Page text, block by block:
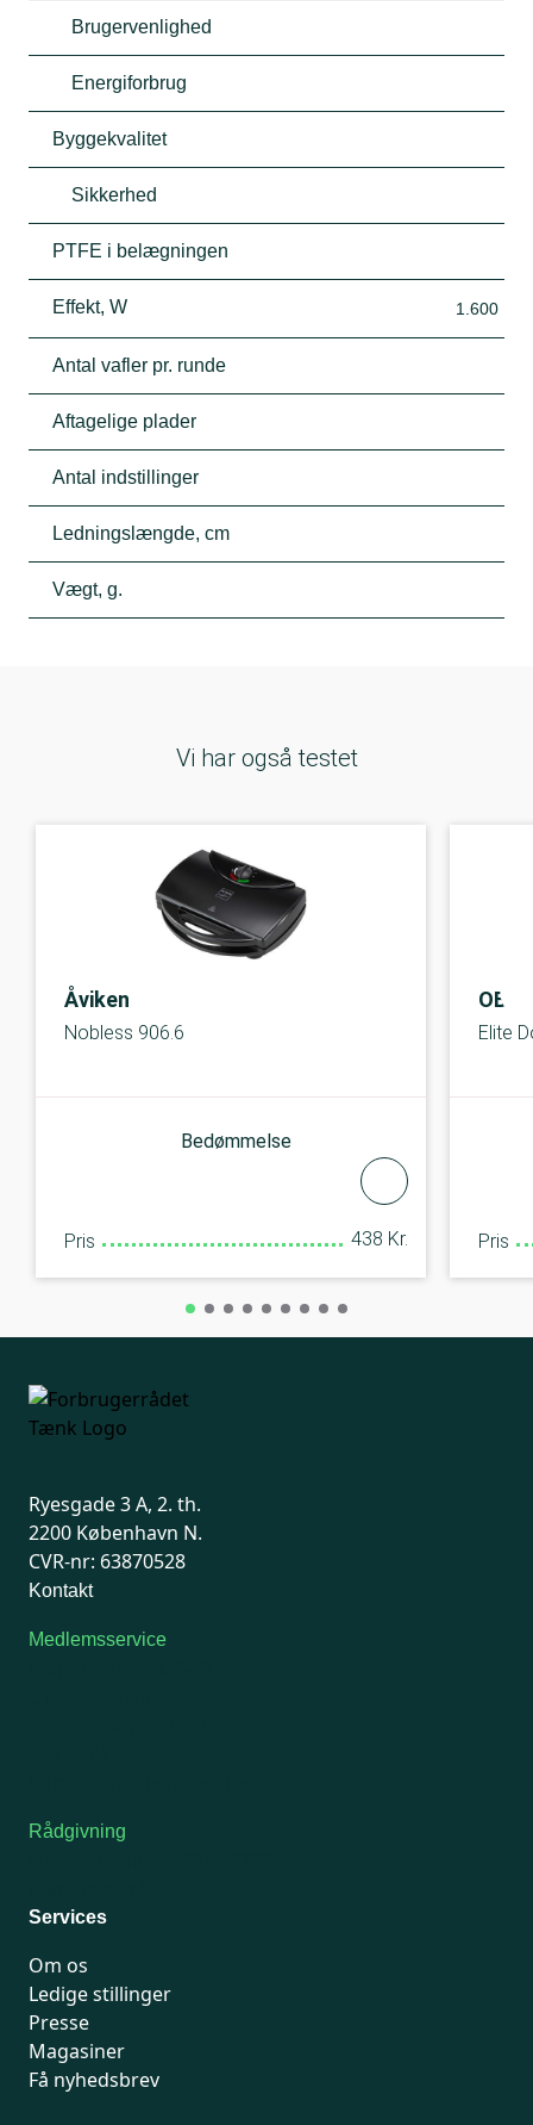
Brugervenlighed
Energiforbrug
Byggekvalitet
Sikkerhed
PTFE i belægningen
Effekt, W 1.600
Antal vafler pr. runde
Aftagelige plader
Antal indstillinger
Ledningslængde, cm
Vægt, g.
Vi har også testet
Åviken
Nobless 906.6
Bedømmelse
Pris 438 Kr.
OBH
Elite
Pris
Ryesgade 3 A, 2. th.
2200 København N.
CVR-nr: 63870528
Kontakt
Medlemsservice
Rådgivning
Services
Om os
Ledige stillinger
Presse
Magasiner
Få nyhedsbrev